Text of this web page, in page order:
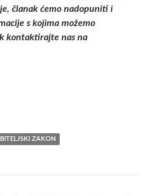
članak ćemo nadopuniti i
s kojima možemo
kontaktirajte nas na
ZAKON